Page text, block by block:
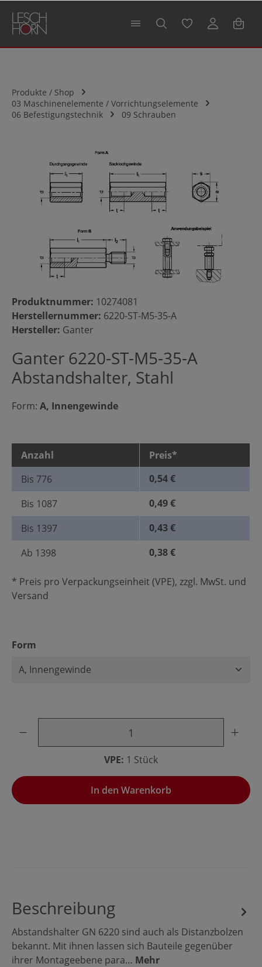
springen
Produkte / Shop
03 Maschinenelemente / Vorrichtungselemente
06 Befestigungstechnik
09 Schrauben
Bildergalerie überspringen
Produktnummer: 10274081
Herstellernummer: 6220-ST-M5-35-A
Hersteller: Ganter
Ganter 6220-ST-M5-35-A
Abstandshalter, Stahl
Form: A, Innengewinde
Anzahl
Preis*
Bis 776
0,54 €
Bis 1087
0,49 €
Bis 1397
0,43 €
Ab 1398 0,38 €
* Preis pro Verpackungseinheit (VPE), zzgl. MwSt. und
Versand
Form
VPE: 1 Stück
In den Warenkorb
Beschreibung
Abstandshalter GN 6220 sind auch als Distanzbolzen
bekannt. Mit ihnen lassen sich Bauteile gegenüber
ihrer Montageebene para… Mehr